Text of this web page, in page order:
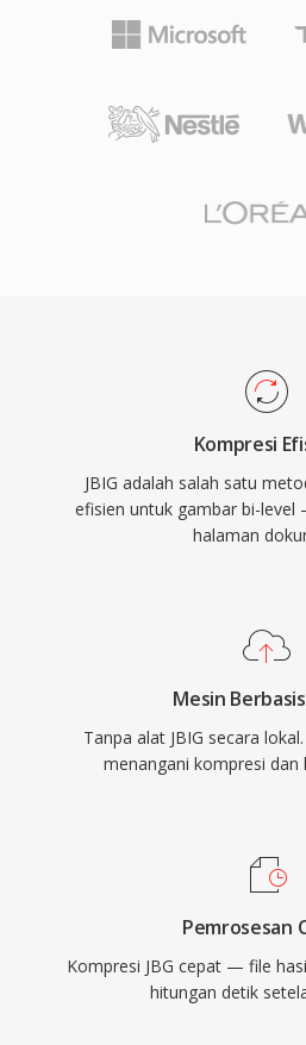
Kompresi
JBIG adalah salah satu
efisien untuk gambar bi-
halaman
Mesin
Tanpa alat JBIG secara
menangani kompresi
Pemrosesan
Kompresi JBG cepat — file
hitungan detik